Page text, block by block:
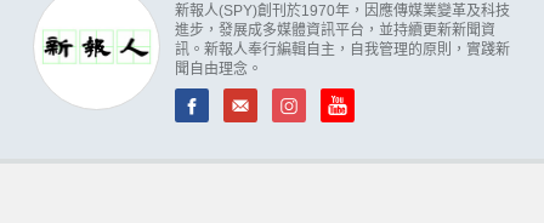
新報人(SPY)創刊於1970年，因應傳媒業變革及科技
進步，發展成多媒體資訊平台，並持續更新新聞資
訊。新報人奉行編輯自主，自我管理的原則，實踐新
聞自由理念。